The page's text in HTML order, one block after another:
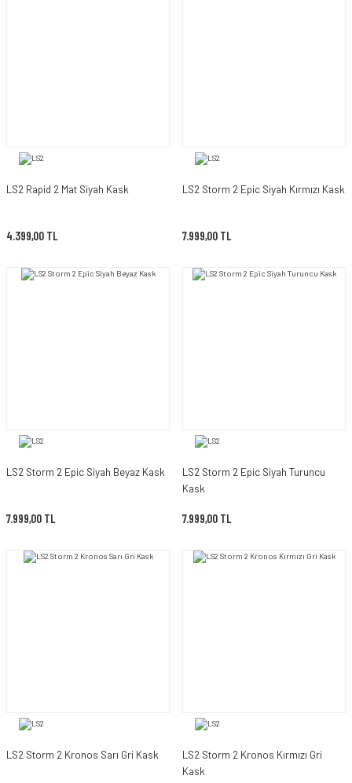
LS2 Rapid 2 Mat Siyah Kask
4.399,00 TL
LS2 Storm 2 Epic Siyah Kırmızı Kask
7.999,00 TL
LS2 Storm 2 Epic Siyah Beyaz Kask
7.999,00 TL
LS2 Storm 2 Epic Siyah Turuncu
Kask
7.999,00 TL
LS2 Storm 2 Kronos Sarı Gri Kask
LS2 Storm 2 Kronos Kırmızı Gri
Kask